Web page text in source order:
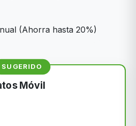
(Ahorra hasta 20%)
SUGERIDO
Móvil